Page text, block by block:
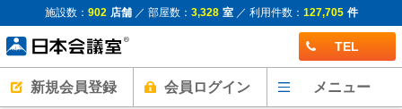
施設数： 902 店舗／ 部屋数： 3,328 室／ 利用件数： 127,705 件
TEL
新規会員登録 会員ログイン メニュー